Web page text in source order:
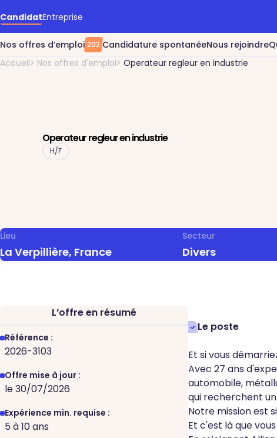
CandidatEntreprise
Nos offres d’emploi 202 Candidature spontanéeNous rejoindre
Accueil
Nos offres d'emploi Operateur regleur en industrie
Operateur regleur en industrie
H/F
Lieu
La Verpillière, France
Secteur
Divers
L’offre en résumé
Référence :
2026-3103
Offre mise à jour :
le 30/07/2026
Expérience min. requise :
5 à 10 ans
Le poste
Et si vous
Avec 27 ans
automobile,
qui recherchent
Notre mission est
Et c'est là que